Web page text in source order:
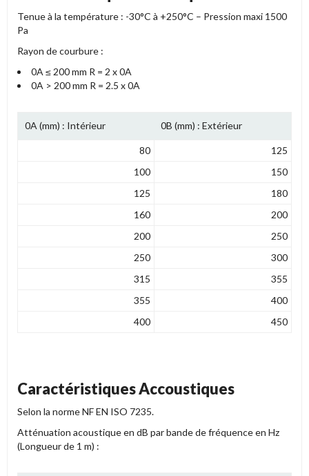
Tenue à la température : -30°C à +250°C – Pression maxi 1500
Pa
Rayon de courbure :
0A ≤ 200 mm R = 2 x0A
0A > 200 mm R = 2.5 x 0A
0A (mm) : Intérieur 0B (mm) : Extérieur
80
125
100
150
125
180
160
200
200
250
250
300
315
355
355
400
400
450
Caractéristiques Accoustiques
Selon la norme NF EN ISO 7235.
Atténuation acoustique en dB par bande de fréquence en Hz
(Longueur de 1 m) :